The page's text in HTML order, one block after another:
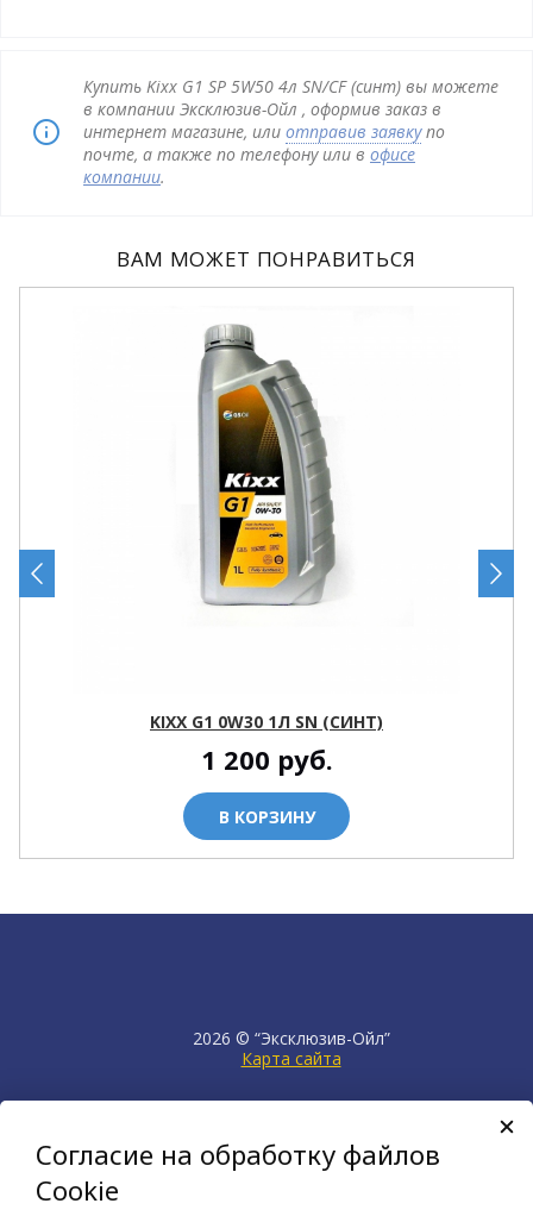
Купить Kixx G1 SP 5W50 4л SN/CF (синт) вы можете
в компании Эксклюзив-Ойл , оформив заказ в
интернет магазине, или отправив заявкупо
почте, а также по телефону или в офисе
компании.
ВАМ МОЖЕТ ПОНРАВИТЬСЯ
KIXX G1 0W30 1Л SN (СИНТ)
1 200 руб.
В КОРЗИНУ
2026 © “Эксклюзив-Ойл”
Карта сайта
продвижение сайта НЕТКАМ
создан на платформе
KORZILLA
Согласие на обработку файлов
Cookie